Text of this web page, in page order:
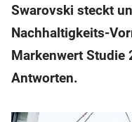
Swarovski steckt
Nachhaltigkeits-
Markenwert Studie
Antworten.